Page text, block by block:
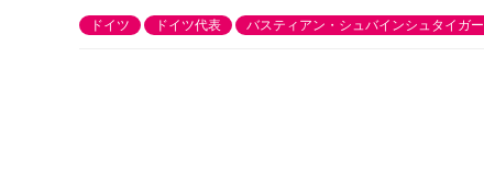
ドイツ ドイツ代表 バスティアン・シュバインシュタイガー